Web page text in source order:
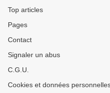
Top articles
Pages
Contact
Signaler un abus
C.G.U.
Cookies et données